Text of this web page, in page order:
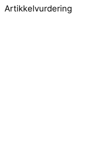
Artikkelvurdering